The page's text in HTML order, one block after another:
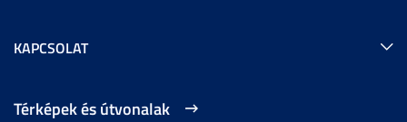
KAPCSOLAT
Térképek és útvonalak